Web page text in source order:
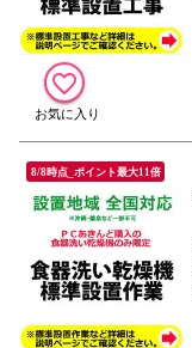
8/8時点_ポイント最大11倍